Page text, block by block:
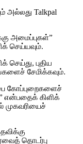
அல்லது Talkpal
அமைப்புகள்”
செய்யவும்.
செய்து, புதிய
சேமிக்கவும்.
கோப்புறைகளைச்
என்பதைக் கிளிக்
முகவரியைச்
தொடர்பு